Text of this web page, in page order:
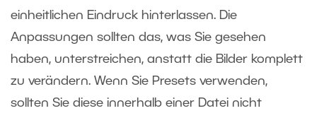
einheitlichen Eindruck hinterlassen. Die
Anpassungen sollten das, was Sie gesehen
haben, unterstreichen, anstatt die Bilder komplett
zu verändern. Wenn Sie Presets verwenden,
sollten Sie diese innerhalb einer Datei nicht